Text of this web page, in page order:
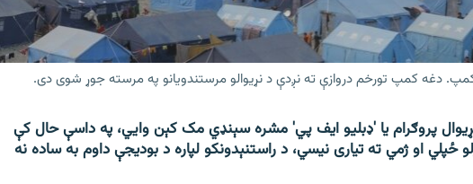
دغه کمپ تورخم دروازې ته نږدې د نړیوالو مرستندویانو په مرسته جوړ شوی دی.
پروګرام یا 'ډبلیو ایف پي' مشره سېنډي مک کېن وايي، په داسې حال کې
ځپلي او ژمي ته تیاری نیسي، د راستنېدونکو لپاره د بودیجې داوم به ساده نه